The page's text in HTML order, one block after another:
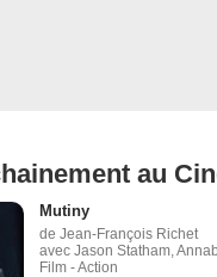
au
Mutiny
de Jean-François Richet
avec Jason Statham,
Film - Action